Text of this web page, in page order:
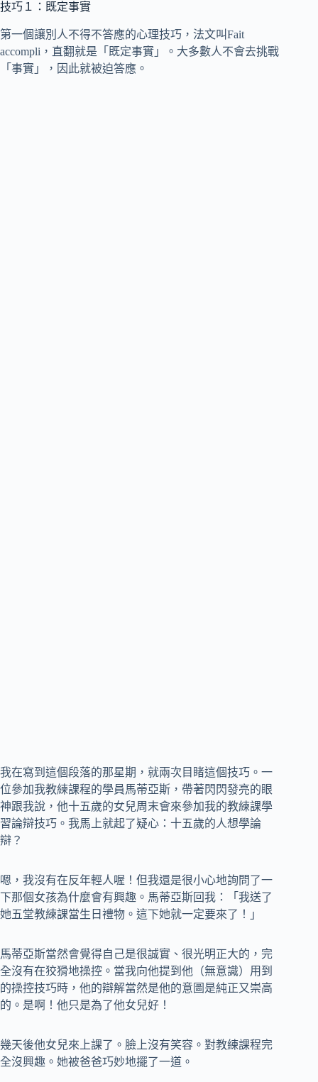
技巧１：既定事實
第一個讓別人不得不答應的心理技巧，法文叫Fait
accompli，直翻就是「既定事實」。大多數人不會去挑戰
「事實」，因此就被迫答應。
我在寫到這個段落的那星期，就兩次目睹這個技巧。一
位參加我教練課程的學員馬蒂亞斯，帶著閃閃發亮的眼
神跟我說，他十五歲的女兒周末會來參加我的教練課學
習論辯技巧。我馬上就起了疑心：十五歲的人想學論
辯？
嗯，我沒有在反年輕人喔！但我還是很小心地詢問了一
下那個女孩為什麼會有興趣。馬蒂亞斯回我：「我送了
她五堂教練課當生日禮物。這下她就一定要來了！」
馬蒂亞斯當然會覺得自己是很誠實、很光明正大的，完
全沒有在狡猾地操控。當我向他提到他（無意識）用到
的操控技巧時，他的辯解當然是他的意圖是純正又崇高
的。是啊！他只是為了他女兒好！
幾天後他女兒來上課了。臉上沒有笑容。對教練課程完
全沒興趣。她被爸爸巧妙地擺了一道。